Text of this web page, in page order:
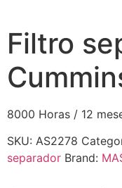
Filtro
8000 Horas / 12
SKU: AS2278
separador Brand: